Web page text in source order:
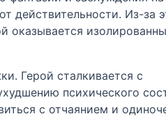
действительности. Из-за
оказывается
Герой сталкивается с
психического
с отчаянием и